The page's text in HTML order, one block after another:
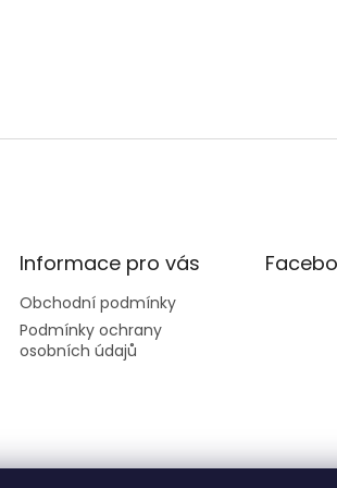
Informace pro vás
Obchodní podmínky
Podmínky ochrany
osobních údajů